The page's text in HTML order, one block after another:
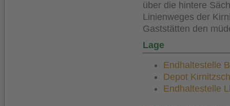
über die hintere
Linienweges der
Gaststätten den
Lage
Endhaltestelle
Depot
Endhaltestelle